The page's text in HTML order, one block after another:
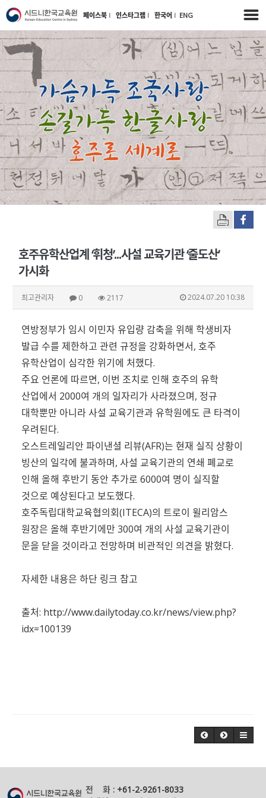
페이스북 l 인스타그램 l 한국어 l ENG
호주유학산업계 ‘휘청’...사설 교육기관 ‘줄도산’
가시화
최고관리자 0 2117 2024.07.20 10:38
연방정부가 임시 이민자 유입량 감축을 위해 학생비자
발급 수를 제한하고 관련 규정을 강화하면서, 호주
유학산업이 심각한 위기에 처했다.
주요 언론에 따르면, 이번 조치로 인해 호주의 유학
산업에서 2000여 개의 일자리가 사라졌으며, 정규
대학뿐만 아니라 사설 교육기관과 유학원에도 큰 타격이
우려된다.
오스트레일리안 파이낸셜 리뷰(AFR)는 현재 실직 상황이
빙산의 일각에 불과하며, 사설 교육기관의 연쇄 폐교로
인해 올해 후반기 동안 추가로 6000여 명이 실직할
것으로 예상된다고 보도했다.
호주독립대학교육협의회(ITECA)의 트로이 윌리암스
원장은 올해 후반기에만 300여 개의 사설 교육기관이
문을 닫을 것이라고 전망하며 비관적인 의견을 밝혔다.
자세한 내용은 하단 링크 참고
출처: http://www.dailytoday.co.kr/news/view.php?
idx=100139
전 화 : +61-2-9261-8033